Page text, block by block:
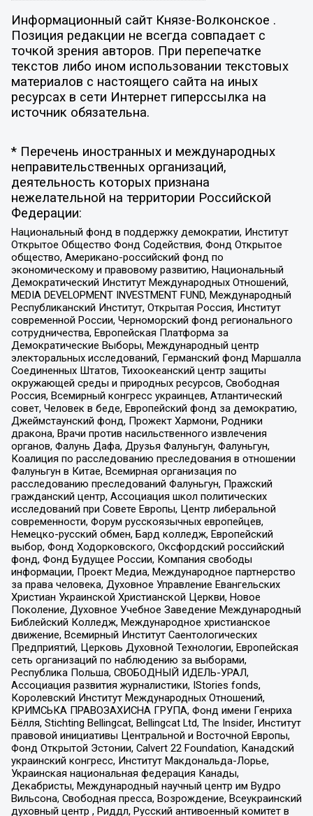
Информационный сайт Князе-Волконское .
Позиция редакции не всегда совпадает с
точкой зрения авторов. При перепечатке
текстов либо ином использовании текстовых
материалов с настоящего сайта на иных
ресурсах в сети Интернет гиперссылка на
источник обязательна.
* Перечень иностранных и международных
неправительственных организаций,
деятельность которых признана
нежелательной на территории Российской
Федерации:
Национальный фонд в поддержку демократии, Институт
Открытое Общество Фонд Содействия, Фонд Открытое
общество, Американо-российский фонд по
экономическому и правовому развитию, Национальный
Демократический Институт Международных Отношений,
MEDIA DEVELOPMENT INVESTMENT FUND, Международный
Республиканский Институт, Открытая Россия, Институт
современной России, Черноморский фонд регионального
сотрудничества, Европейская Платформа за
Демократические Выборы, Международный центр
электоральных исследований, Германский фонд Маршалла
Соединенных Штатов, Тихоокеанский центр защиты
окружающей среды и природных ресурсов, Свободная
Россия, Всемирный конгресс украинцев, Атлантический
совет, Человек в беде, Европейский фонд за демократию,
Джеймстаунский фонд, Прожект Хармони, Родники
дракона, Врачи против насильственного извлечения
органов, Фалунь Дафа, Друзья Фалуньгун, Фалуньгун,
Коалиция по расследованию преследования в отношении
Фалуньгун в Китае, Всемирная организация по
расследованию преследований Фалуньгун, Пражский
гражданский центр, Ассоциация школ политических
исследований при Совете Европы, Центр либеральной
современности, Форум русскоязычных европейцев,
Немецко-русский обмен, Бард колледж, Европейский
выбор, Фонд Ходорковского, Оксфордский российский
фонд, Фонд Будущее России, Компания свободы
информации, Проект Медиа, Международное партнерство
за права человека, Духовное Управление Евангельских
Христиан Украинской Христианской Церкви, Новое
Поколение, Духовное Учебное Заведение Международный
Библейский Колледж, Международное христианское
движение, Всемирный Институт Саентологических
Предприятий, Церковь Духовной Технологии, Европейская
сеть организаций по наблюдению за выборами,
Республика Польша, СВОБОДНЫЙ ИДЕЛЬ-УРАЛ,
Ассоциация развития журналистики, IStories fonds,
Королевский Институт Международных Отношений,
КРИМСЬКА ПРАВОЗАХИСНА ГРУПА, Фонд имени Генриха
Бёлля, Stichting Bellingcat, Bellingcat Ltd, The Insider, Институт
правовой инициативы Центральной и Восточной Европы,
Фонд Открытой Эстонии, Calvert 22 Foundation, Канадский
украинский конгресс, Институт Макдональда-Лорье,
Украинская национальная федерация Канады,
Декабристы, Международный научный центр им Вудро
Вильсона, Свободная пресса, Возрождение, Всеукраинский
духовный центр , Риддл, Русский антивоенный комитет в